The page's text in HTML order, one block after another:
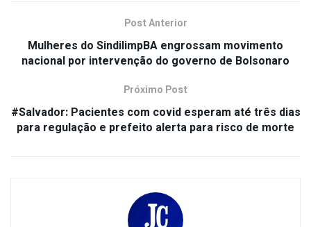
Post Anterior
Mulheres do SindilimpBA engrossam movimento
nacional por intervenção do governo de Bolsonaro
Próximo Post
#Salvador: Pacientes com covid esperam até três dias
para regulação e prefeito alerta para risco de morte